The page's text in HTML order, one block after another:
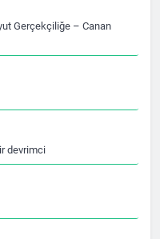
Gerçekçiliğe – Canan
devrimci